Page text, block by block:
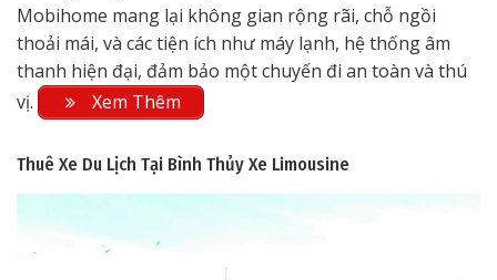
Mobihome mang lại không gian rộng rãi, chỗ ngồi
thoải mái, và các tiện ích như máy lạnh, hệ thống âm
thanh hiện đại, đảm bảo một chuyến đi an toàn và thú
vị.
Xem Thêm
Thuê Xe Du Lịch Tại Bình Thủy Xe Limousine